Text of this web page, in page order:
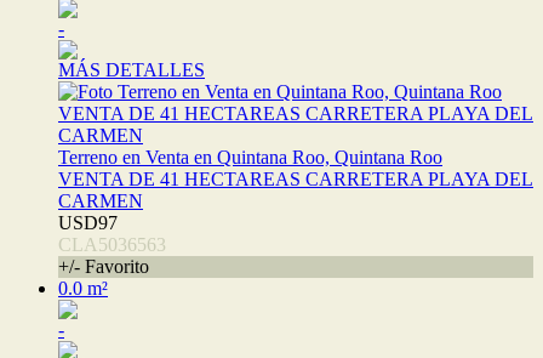
-
MÁS DETALLES
Terreno en Venta en Quintana Roo, Quintana Roo
VENTA DE 41 HECTAREAS CARRETERA PLAYA DEL
CARMEN
USD97
CLA5036563
+/- Favorito
0.0 m²
-